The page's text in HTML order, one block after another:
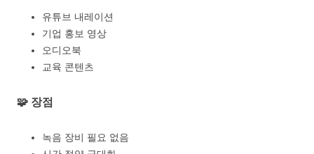
유튜브 내레이션
기업 홍보 영상
오디오북
교육 콘텐츠
🧩 장점
녹음 장비 필요 없음